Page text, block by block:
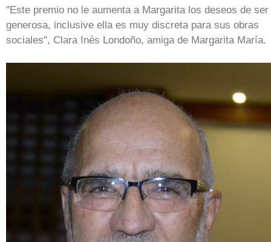
"Este premio no le aumenta a Margarita los deseos de ser
generosa, inclusive ella es muy discreta para sus obras
sociales", Clara Inés Londoño, amiga de Margarita María.